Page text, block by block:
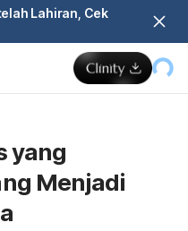
Lahiran, Cek
yang
Menjadi